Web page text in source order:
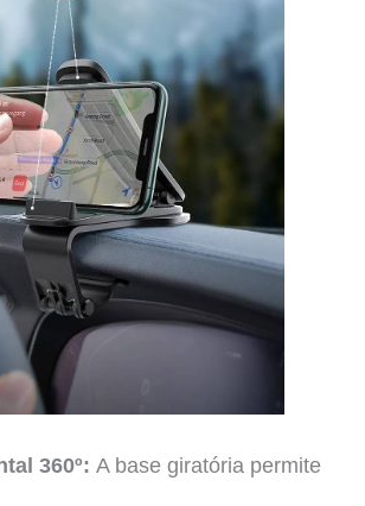
360º: A base giratória permite